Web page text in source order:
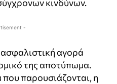
κινδύνων.
-
αγορά
της αποτύπωμα.
παρουσιάζονται, η